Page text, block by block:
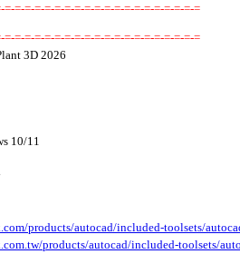
=-=-=-=-=-=-=-=-=-=-=-=-=-=-=-=-=-=-=
=-=-=-=-=-=-=-=-=-=-=-=-=-=-=-=-=-=-=
3D 2026
10/11
products/autocad/included-toolsets/
products/autocad/included-toolsets/